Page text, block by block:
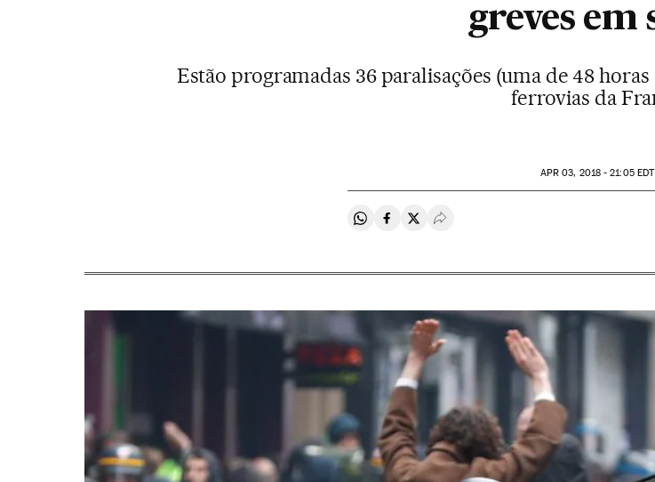
greves em
Estão programadas 36 paralisações (uma de 48
ferrovias da
APR 03, 2018 - 21:05EDT
Compartir en Whatsapp
Compartir en Facebook
Compartir en Twitter
Desplegar Redes Sociales